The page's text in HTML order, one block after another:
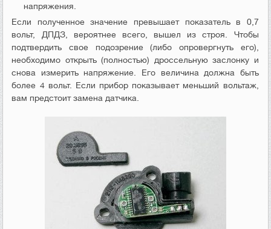
напряжения.
Если полученное значение превышает показатель в 0,7
вольт, ДПДЗ, вероятнее всего, вышел из строя. Чтобы
подтвердить свое подозрение (либо опровергнуть его),
необходимо открыть (полностью) дроссельную заслонку и
снова измерить напряжение. Его величина должна быть
более 4 вольт. Если прибор показывает меньший вольтаж,
вам предстоит замена датчика.